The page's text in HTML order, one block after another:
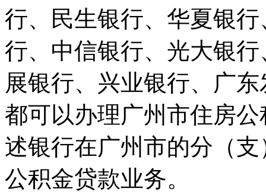
行、民生银行、华夏银
行、中信银行、光大银
展银行、兴业银行、广
都可以办理广州市住房
述银行在广州市的分（
公积金贷款业务。